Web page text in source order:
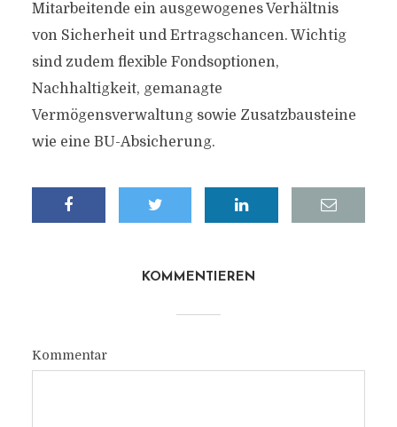
Mitarbeitende ein ausgewogenes Verhältnis
von Sicherheit und Ertragschancen. Wichtig
sind zudem flexible Fondsoptionen,
Nachhaltigkeit, gemanagte
Vermögensverwaltung sowie Zusatzbausteine
wie eine BU-Absicherung.
KOMMENTIEREN
Kommentar